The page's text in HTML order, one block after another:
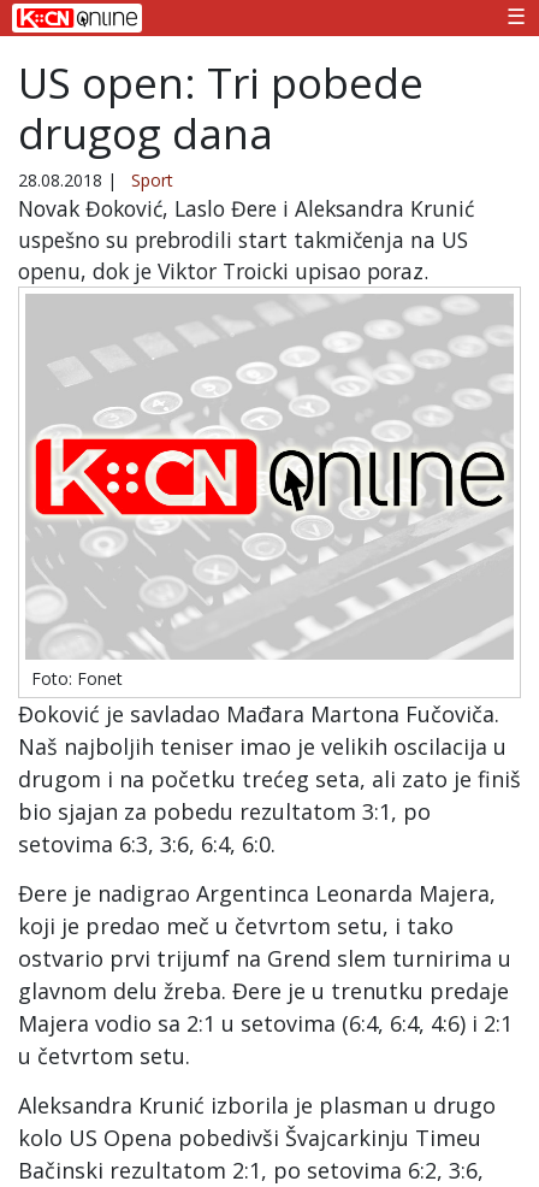
☰
US open: Tri pobede
drugog dana
28.08.2018 | Sport
Novak Đoković, Laslo Đere i Aleksandra Krunić
uspešno su prebrodili start takmičenja na US
openu, dok je Viktor Troicki upisao poraz.
Foto: Fonet
Đoković je savladao Mađara Martona Fučoviča.
Naš najboljih teniser imao je velikih oscilacija u
drugom i na početku trećeg seta, ali zato je finiš
bio sjajan za pobedu rezultatom 3:1, po
setovima 6:3, 3:6, 6:4, 6:0.
Đere je nadigrao Argentinca Leonarda Majera,
koji je predao meč u četvrtom setu, i tako
ostvario prvi trijumf na Grend slem turnirima u
glavnom delu žreba. Đere je u trenutku predaje
Majera vodio sa 2:1 u setovima (6:4, 6:4, 4:6) i 2:1
u četvrtom setu.
Aleksandra Krunić izborila je plasman u drugo
kolo US Opena pobedivši Švajcarkinju Timeu
Bačinski rezultatom 2:1, po setovima 6:2, 3:6,